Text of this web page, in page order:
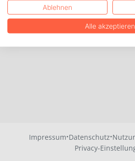
Impressum·Datenschutz·
Privacy-
Ablehnen
Alle akzeptieren